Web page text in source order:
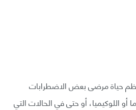
حياة مرضى بعض الاضطرابات
أو اللوكيميا، أو حتى في الحالات التي